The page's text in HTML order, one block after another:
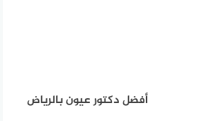
أفضل دكتور عيون بالرياض